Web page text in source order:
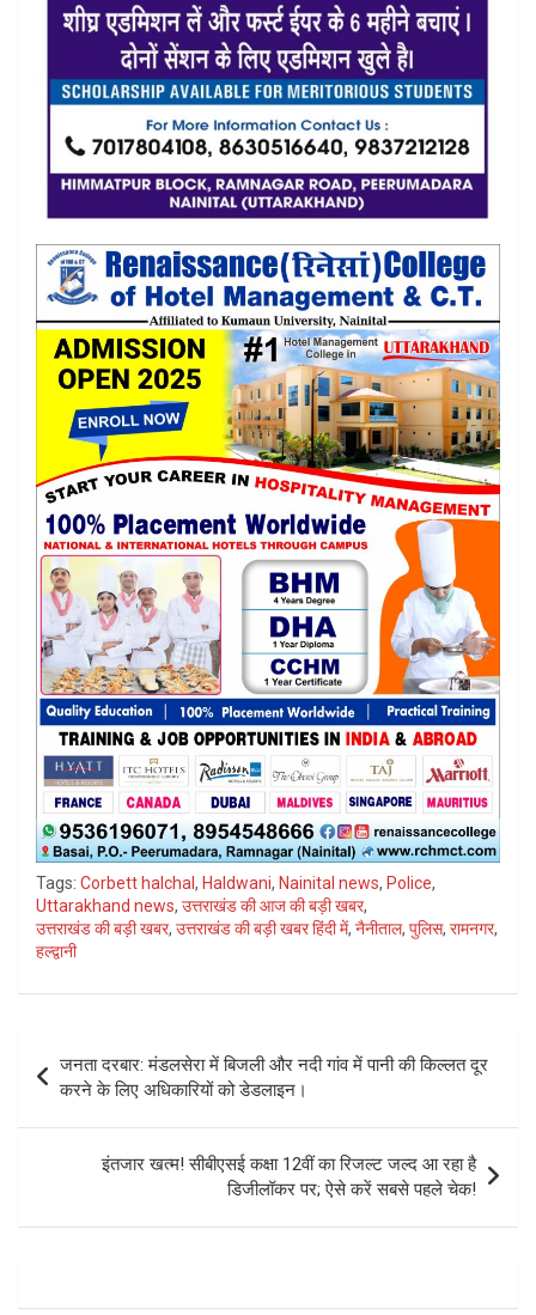
Tags: Corbett halchal, Haldwani, Nainital news, Police,
Uttarakhand news, उत्तराखंड की आज की बड़ी खबर,
उत्तराखंड की बड़ी खबर, उत्तराखंड की बड़ी खबर हिंदी में, नैनीताल, पुलिस, रामनगर,
हल्द्वानी
navigation
जनता दरबार: मंडलसेरा में बिजली और नदी गांव में पानी की किल्लत दूर
करने के लिए अधिकारियों को डेडलाइन।
इंतजार खत्म! सीबीएसई कक्षा 12वीं का रिजल्ट जल्द आ रहा है
डिजीलॉकर पर; ऐसे करें सबसे पहले चेक!